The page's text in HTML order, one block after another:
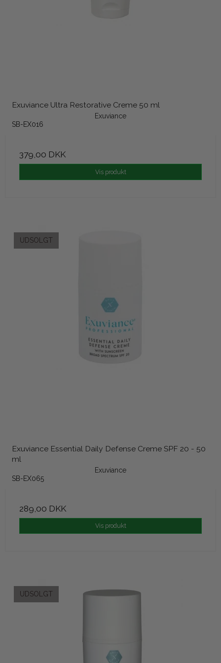
Exuviance Ultra Restorative Creme 50 ml
Exuviance
SB-EX016
379,00 DKK
Vis produkt
UDSOLGT
Exuviance Essential Daily Defense Creme SPF 20 - 50
ml
Exuviance
SB-EX065
289,00 DKK
Vis produkt
UDSOLGT